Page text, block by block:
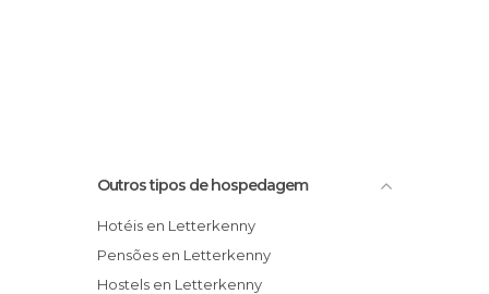
Outros tipos de hospedagem
Hotéis en Letterkenny
Pensões en Letterkenny
Hostels en Letterkenny